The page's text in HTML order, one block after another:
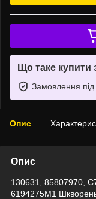
Що таке купити
Замовлення під
Опис
Опис
130631, 85807970,
6194275M1